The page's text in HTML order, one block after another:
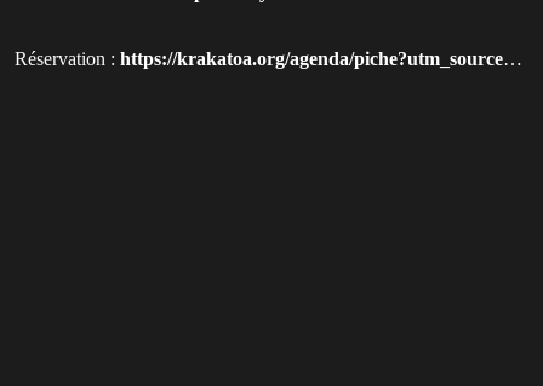
Réservation : https://krakatoa.org/agenda/piche?utm_source=qluvis.com